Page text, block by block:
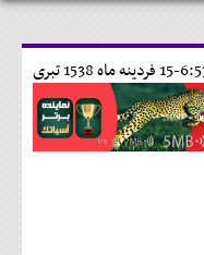
15 فردينه ماه 1538 تبری